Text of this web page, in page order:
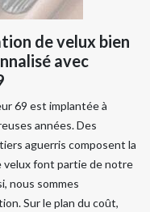
de velux bien
avec
69 est implantée à
années. Des
aguerris composent la
velux font partie de notre
nous sommes
Sur le plan du coût,